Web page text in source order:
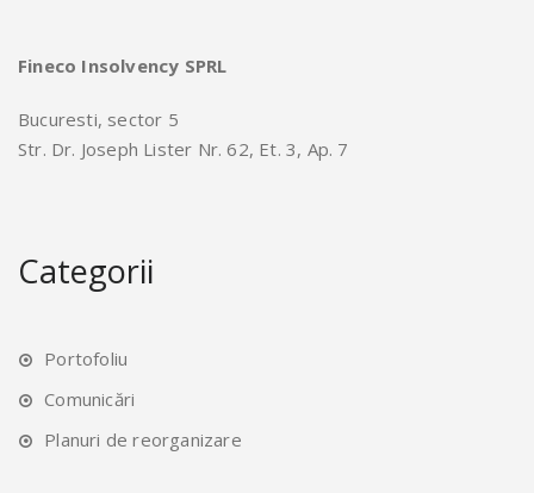
Fineco Insolvency SPRL
Bucuresti, sector 5
Str. Dr. Joseph Lister Nr. 62, Et. 3, Ap. 7
Categorii
Portofoliu
Comunicări
Planuri de reorganizare